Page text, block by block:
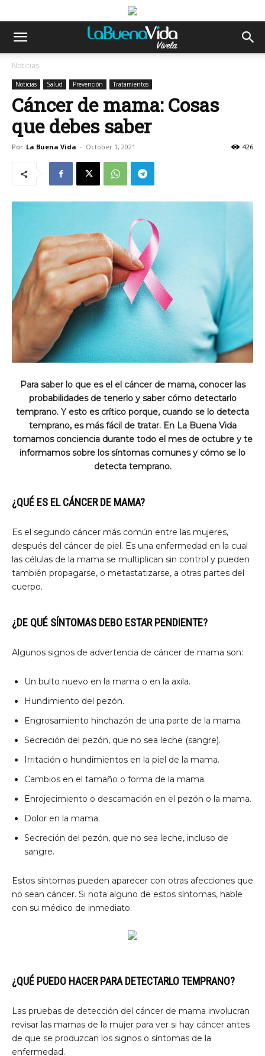
Noticias
Noticias Salud Prevención Tratamientos
Cáncer de mama: Cosas
que debes saber
Por La Buena Vida - October 1, 2021 426
Para saber lo que es el el cáncer de mama, conocer las
probabilidades de tenerlo y saber cómo detectarlo
temprano. Y esto es crítico porque, cuando se lo detecta
temprano, es más fácil de tratar. En La Buena Vida
tomamos conciencia durante todo el mes de octubre y te
informamos sobre los síntomas comunes y cómo se lo
detecta temprano.
¿QUÉ ES EL CÁNCER DE MAMA?
Es el segundo cáncer más común entre las mujeres,
después del cáncer de piel. Es una enfermedad en la cual
las células de la mama se multiplican sin control y pueden
también propagarse, o metastatizarse, a otras partes del
cuerpo.
¿DE QUÉ SÍNTOMAS DEBO ESTAR PENDIENTE?
Algunos signos de advertencia de cáncer de mama son:
Un bulto nuevo en la mama o en la axila.
Hundimiento del pezón.
Engrosamiento hinchazón de una parte de la mama.
Secreción del pezón, que no sea leche (sangre).
Irritación o hundimientos en la piel de la mama.
Cambios en el tamaño o forma de la mama.
Enrojecimiento o descamación en el pezón o la mama.
Dolor en la mama.
Secreción del pezón, que no sea leche, incluso de
sangre.
Estos síntomas pueden aparecer con otras afecciones que
no sean cáncer. Si nota alguno de estos síntomas, hable
con su médico de inmediato.
¿QUÉ PUEDO HACER PARA DETECTARLO TEMPRANO?
Las pruebas de detección del cáncer de mama involucran
revisar las mamas de la mujer para ver si hay cáncer antes
de que se produzcan los signos o síntomas de la
enfermedad.